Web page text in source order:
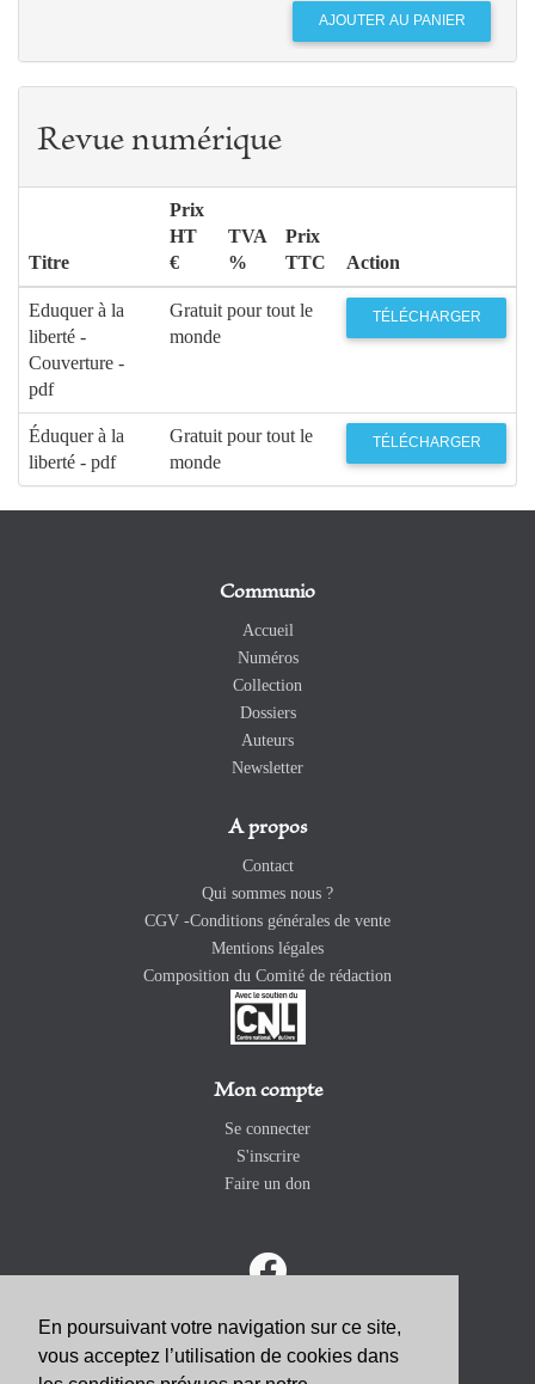
En poursuivant votre navigation sur ce site,
vous acceptez l’utilisation de cookies dans
Revue numérique
Titre
Prix
HT
€
TVA
%
Prix
TTC
Action
Eduquer à la
liberté -
Couverture -
pdf
Gratuit pour tout le
monde
TÉLÉCHARGER
Éduquer à la
liberté - pdf
Gratuit pour tout le
monde
TÉLÉCHARGER
Communio
Accueil
Numéros
Collection
Dossiers
Auteurs
Newsletter
A propos
Contact
Qui sommes nous ?
CGV -Conditions générales de vente
Mentions légales
Composition du Comité de rédaction
Mon compte
Se connecter
S'inscrire
Faire un don
ABONNEZ-VOUS